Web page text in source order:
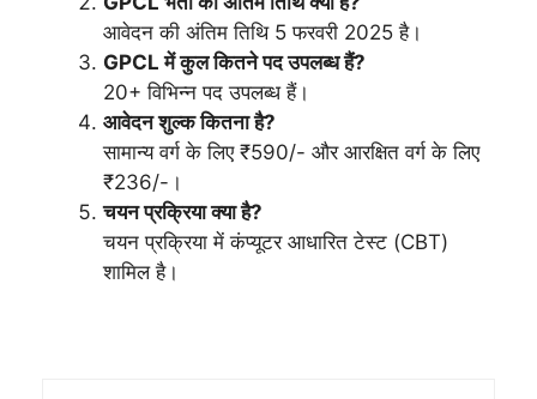
आवेदन की अंतिम तिथि 5 फरवरी 2025 है।
GPCL में कुल कितने पद उपलब्ध हैं?
20+ विभिन्न पद उपलब्ध हैं।
आवेदन शुल्क कितना है?
सामान्य वर्ग के लिए ₹590/- और आरक्षित वर्ग के लिए
₹236/-।
चयन प्रक्रिया क्या है?
चयन प्रक्रिया में कंप्यूटर आधारित टेस्ट (CBT)
शामिल है।